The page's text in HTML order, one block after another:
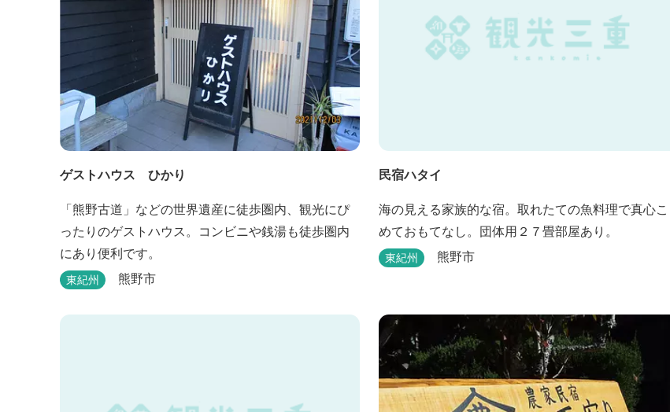
ゲストハウス ひかり
「熊野古道」などの世界遺産に徒歩圏内、観光にぴ
ったりのゲストハウス。コンビニや銭湯も徒歩圏内
にあり便利です。
東紀州 熊野市
民宿ハタイ
海の見える家族的な宿。取れたての魚料理で真心こ
めておもてなし。団体用２７畳部屋あり。
東紀州 熊野市